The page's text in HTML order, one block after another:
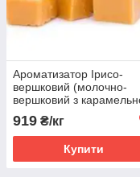
Ароматизатор Ірисо-
вершковий (молочно-
вершковий з
водорозчинний
натуральному
919 ₴/кг
Купити